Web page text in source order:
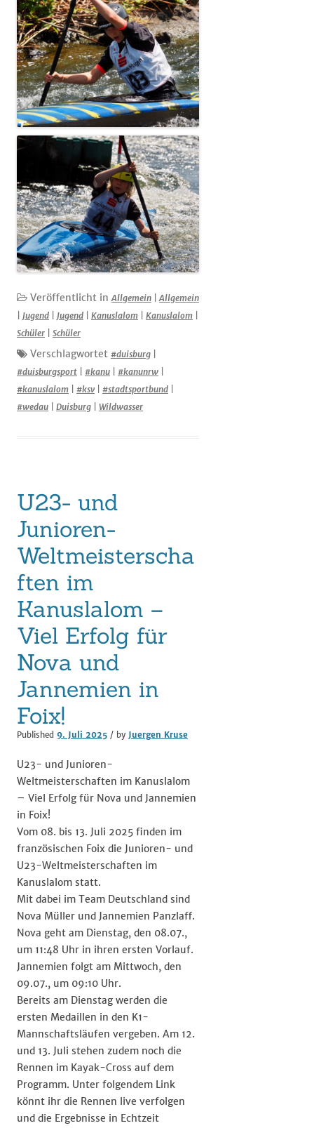
Veröffentlicht inAllgemein |Allgemein
Jugend Jugend Kanuslalom Kanuslalom
Schüler
Schüler
Verschlagwortet #duisburg
#duisburgsport
#kanu #kanunrw
#kanuslalom
#ksv #stadtsportbund
#wedau
Duisburg Wildwasser
U23- und
Junioren-
Weltmeisterscha
ften im
Kanuslalom –
Viel Erfolg für
Nova und
Jannemien in
Foix!
Published 9. Juli 2025 / by Juergen Kruse
U23- und Junioren-
Weltmeisterschaften im Kanuslalom
– Viel Erfolg für Nova und Jannemien
in Foix!
Vom 08. bis 13. Juli 2025 finden im
französischen Foix die Junioren- und
U23-Weltmeisterschaften im
Kanuslalom statt.
Mit dabei im Team Deutschland sind
Nova Müller und Jannemien Panzlaff.
Nova geht am Dienstag, den 08.07.,
um 11:48 Uhr in ihren ersten Vorlauf.
Jannemien folgt am Mittwoch, den
09.07., um 09:10 Uhr.
Bereits am Dienstag werden die
ersten Medaillen in den K1-
Mannschaftsläufen vergeben. Am 12.
und 13. Juli stehen zudem noch die
Rennen im Kayak-Cross auf dem
Programm. Unter folgendem Link
könnt ihr die Rennen live verfolgen
und die Ergebnisse in Echtzeit